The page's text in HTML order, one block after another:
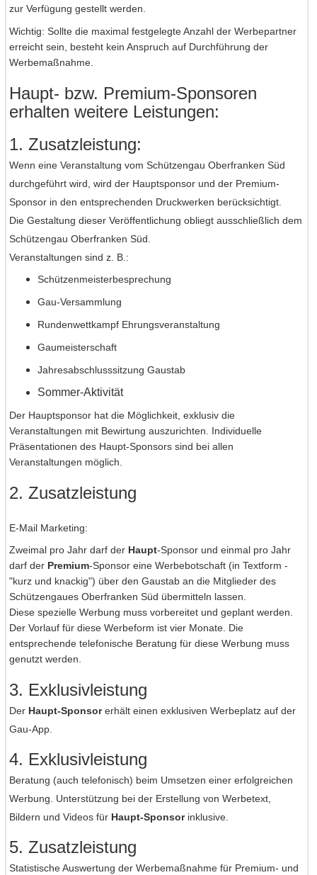
zur Verfügung gestellt werden.
Wichtig: Sollte die maximal festgelegte Anzahl der Werbepartner
erreicht sein, besteht kein Anspruch auf Durchführung der
Werbemaßnahme.
Haupt- bzw. Premium-Sponsoren
erhalten weitere Leistungen:
1. Zusatzleistung:
Wenn eine Veranstaltung vom Schützengau Oberfranken Süd
durchgeführt wird, wird der Hauptsponsor und der Premium-
Sponsor in den entsprechenden Druckwerken berücksichtigt.
Die Gestaltung dieser Veröffentlichung obliegt ausschließlich dem
Schützengau Oberfranken Süd.
Veranstaltungen sind z. B.:
Schützenmeisterbesprechung
Gau-Versammlung
Rundenwettkampf Ehrungsveranstaltung
Gaumeisterschaft
Jahresabschlusssitzung Gaustab
Sommer-Aktivität
Der Hauptsponsor hat die Möglichkeit, exklusiv die
Veranstaltungen mit Bewirtung auszurichten. Individuelle
Präsentationen des Haupt-Sponsors sind bei allen
Veranstaltungen möglich.
2.Zusatzleistung
E-Mail Marketing:
Zweimal pro Jahr darf der Haupt-Sponsor und einmal pro Jahr
darf der Premium-Sponsor eine Werbebotschaft (in Textform -
"kurz und knackig") über den Gaustab an die Mitglieder des
Schützengaues Oberfranken Süd übermitteln lassen.
Diese spezielle Werbung muss vorbereitet und geplant werden.
Der Vorlauf für diese Werbeform ist vier Monate. Die
entsprechende telefonische Beratung für diese Werbung muss
genutzt werden.
3. Exklusivleistung
Der Haupt-Sponsorerhält einen exklusiven Werbeplatz auf der
Gau-App.
4. Exklusivleistung
Beratung (auch telefonisch) beim Umsetzen einer erfolgreichen
Werbung. Unterstützung bei der Erstellung von Werbetext,
Bildern und Videos für Haupt-Sponsorinklusive.
5.Zusatzleistung
Statistische Auswertung der Werbemaßnahmefür Premium- und